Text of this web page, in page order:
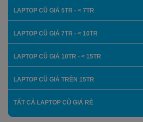
LAPTOP CŨ GIÁ 5TR - < 7TR
LAPTOP CŨ GIÁ 7TR - < 10TR
LAPTOP CŨ GIÁ 10TR - < 15TR
LAPTOP CŨ GIÁ TRÊN 15TR
TẤT CẢ LAPTOP CŨ GIÁ RẺ